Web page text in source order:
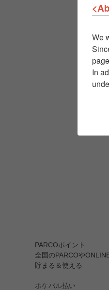
PARCOポイント
全国のPARCOや
貯まる＆使える
ポケパル払い
We
In